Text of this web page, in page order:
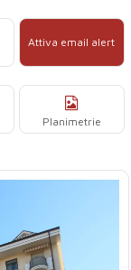
Attiva email alert
Planimetrie